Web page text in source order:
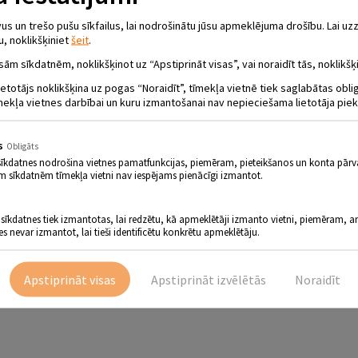
LATVIJAS NACIONĀLAIS TEĀTRIS AR
Kultūras centrā “Sēlija” notiks Latvijas Nacionālā
konfliktkomēdija vienā daļā.
vecā atvase skolā sadevusi pa seju otras tikpat situētas ģimenes 11
apmaldas pārliecībā, kā audzināt bērnus, kas ir ģimene un kāda ir pati
visi gribam būt civilizēti, un, protams, mums katram vienmēr būs sava
vienkāršā, pat banālā situācijā izrāde risina globālas mūsdienu sociālās
pat nežēlīgs, izrādē tas izteikts vieglā, asprātīgā spēles formā
Paradīzes” kasēs un internetā –Biļetes uz SLAKTIŅA DIEVS.
2022. gada 27. oktobris, ceturtdiena, 19:00 Viesītes Kultūras centrs “Sēlija”
un trešo pušu sīkfailus, lai nodrošinātu jūsu apmeklējuma drošību. Lai
noklikšķinietšeit.
sīkdatnēm, noklikšķinot uz “Apstiprināt visas”, vai noraidīt tās,
noklikšķina uz pogas “Noraidīt”, tīmekļa vietnē tiek saglabātas
vietnes darbībai un kuru izmantošanai nav nepieciešama lietotāja
Obligāts
nodrošina vietnes pamatfunkcijas, piemēram, pieteikšanos un konta
sīkdatnēm tīmekļa vietni nav iespējams pienācīgi izmantot.
tiek izmantotas, lai redzētu, kā apmeklētāji izmanto vietni, piemēram,
nevar izmantot, lai tieši identificētu konkrētu apmeklētāju.
Noraidīt
Apstiprināt izvēlētās
Apstiprināt visas